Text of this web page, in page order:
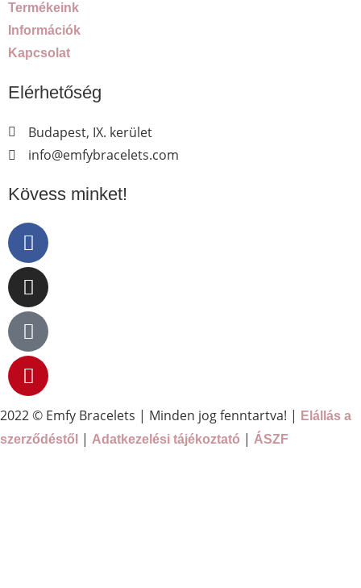
Termékeink
Információk
Kapcsolat
Elérhetőség
Budapest, IX. kerület
info@emfybracelets.com
Kövess minket!
2022 © Emfy Bracelets | Minden jog fenntartva! |
Elállás a
szerződéstől
| Adatkezelési tájékoztató | ÁSZF